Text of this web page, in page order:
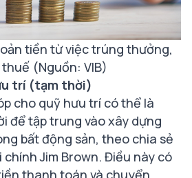
tiền từ việc trúng thưởng,
(Nguồn: VIB)
trí (tạm thời)
cho quỹ hưu trí có thể là
để tập trung vào xây dựng
bất động sản, theo chia sẻ
Jim Brown. Điều này có
thanh toán và chuyển